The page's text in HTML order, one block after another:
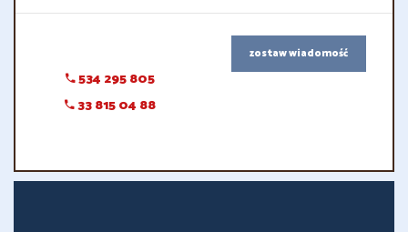
534 295 805
33 815 04 88
zostaw wiadomość